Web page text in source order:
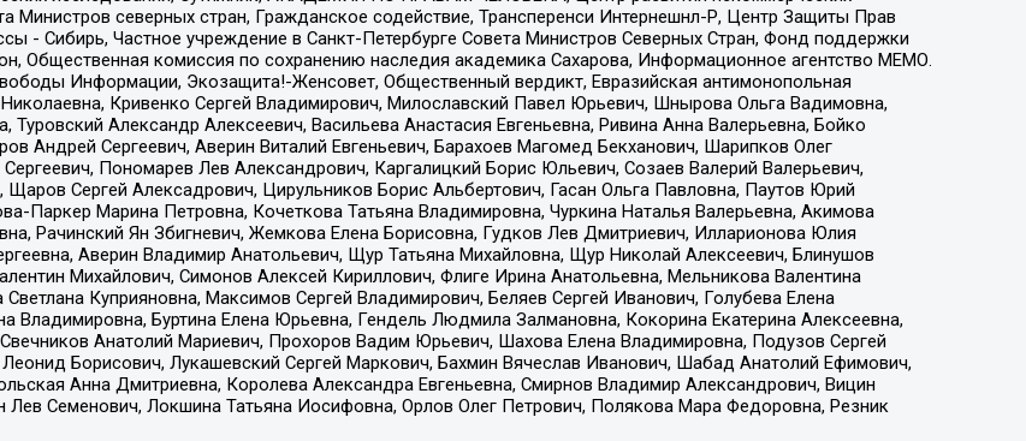
Министров северных стран, Гражданское содействие, Трансперенси Интернешнл-Р, Центр Защиты Прав
- Сибирь, Частное учреждение в Санкт-Петербурге Совета Министров Северных Стран, Фонд поддержки
Общественная комиссия по сохранению наследия академика Сахарова, Информационное агентство МЕМО.
Информации, Экозащита!-Женсовет, Общественный вердикт, Евразийская антимонопольная
Кривенко Сергей Владимирович, Милославский Павел Юрьевич, Шнырова Ольга Вадимовна,
Александр Алексеевич, Васильева Анастасия Евгеньевна, Ривина Анна Валерьевна, Бойко
Андрей Сергеевич, Аверин Виталий Евгеньевич, Барахоев Магомед Бекханович, Шарипков Олег
Пономарев Лев Александрович, Каргалицкий Борис Юльевич, Созаев Валерий Валерьевич,
Сергей Алексадрович, Цирульников Борис Альбертович, Гасан Ольга Павловна, Паутов Юрий
Паркер Марина Петровна, Кочеткова Татьяна Владимировна, Чуркина Наталья Валерьевна, Акимова
Рачинский Ян Збигневич, Жемкова Елена Борисовна, Гудков Лев Дмитриевич, Илларионова Юлия
Аверин Владимир Анатольевич, Щур Татьяна Михайловна, Щур Николай Алексеевич, Блинушов
Михайлович, Симонов Алексей Кириллович, Флиге Ирина Анатольевна, Мельникова Валентина
Куприяновна, Максимов Сергей Владимирович, Беляев Сергей Иванович, Голубева Елена
Владимировна, Буртина Елена Юрьевна, Гендель Людмила Залмановна, Кокорина Екатерина Алексеевна,
Анатолий Мариевич, Прохоров Вадим Юрьевич, Шахова Елена Владимировна, Подузов Сергей
Борисович, Лукашевский Сергей Маркович, Бахмин Вячеслав Иванович, Шабад Анатолий Ефимович,
Анна Дмитриевна, Королева Александра Евгеньевна, Смирнов Владимир Александрович, Вицин
Лев Семенович, Локшина Татьяна Иосифовна, Орлов Олег Петрович, Полякова Мара Федоровна, Резник